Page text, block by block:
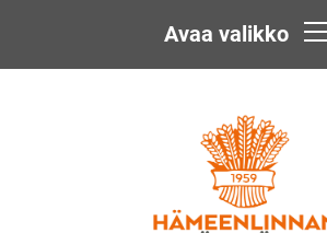
Eläkeläiset
ry
Avaa valikko